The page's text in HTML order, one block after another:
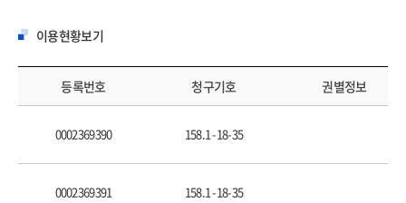
- 아주 작고 사소한 행동부터 시작하라!
아주 작은 첫걸음의 힘
꿈, 목표, 단계를 철저히 구분하라
게으른 나를 움직이게 하는 사다리의 마법
이용현황보기
등록번호 청구기호 권별정보
0002369390 158.1 -18-35
0002369391 158.1 -18-35